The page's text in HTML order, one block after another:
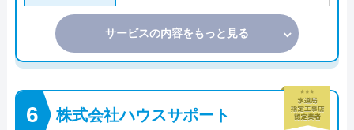
サービスの内容をもっと見る
株式会社ハウスサポート